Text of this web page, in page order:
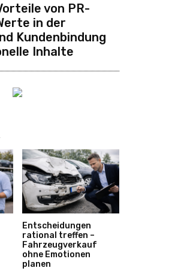
von PR-
in der
Kundenbindung
Inhalte
Entscheidungen
rational treffen –
Fahrzeugverkauf
ohne Emotionen
planen